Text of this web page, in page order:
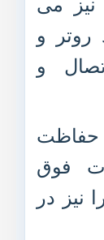
نیز می
روتر و
و
حفاظت
فوق
نیز در